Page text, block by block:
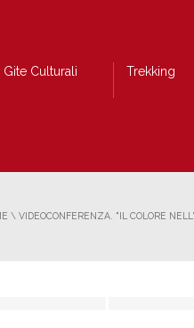
Gite Culturali Trekking
\ VIDEOCONFERENZA. "IL COLORE